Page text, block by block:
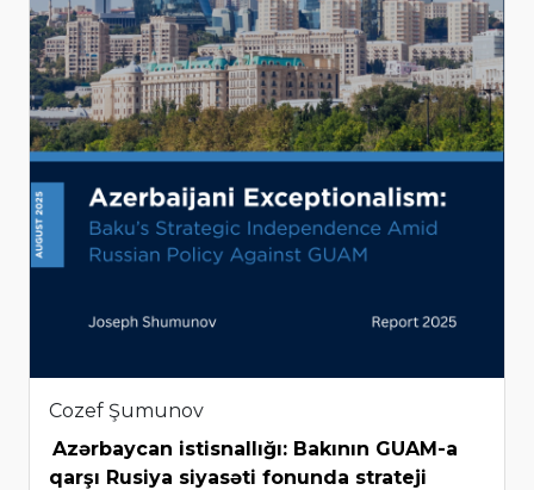
Cozef Şumunov
Azərbaycan istisnallığı: Bakının GUAM-a
qarşı Rusiya siyasəti fonunda strateji